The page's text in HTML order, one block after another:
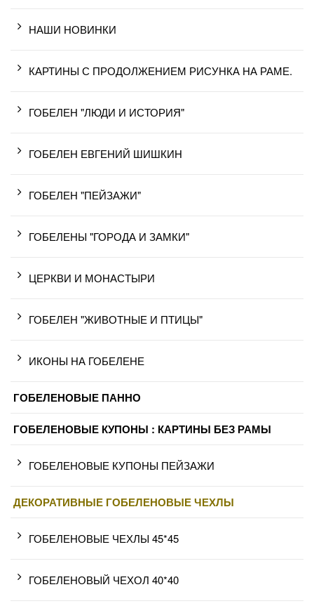
НАШИ НОВИНКИ
КАРТИНЫ С ПРОДОЛЖЕНИЕМ РИСУНКА НА РАМЕ.
ГОБЕЛЕН "ЛЮДИ И ИСТОРИЯ"
ГОБЕЛЕН ЕВГЕНИЙ ШИШКИН
ГОБЕЛЕН "ПЕЙЗАЖИ"
ГОБЕЛЕНЫ "ГОРОДА И ЗАМКИ"
ЦЕРКВИ И МОНАСТЫРИ
ГОБЕЛЕН "ЖИВОТНЫЕ И ПТИЦЫ"
ИКОНЫ НА ГОБЕЛЕНЕ
ГОБЕЛЕНОВЫЕ ПАННО
ГОБЕЛЕНОВЫЕ КУПОНЫ : КАРТИНЫ БЕЗ РАМЫ
ГОБЕЛЕНОВЫЕ КУПОНЫ ПЕЙЗАЖИ
ДЕКОРАТИВНЫЕ ГОБЕЛЕНОВЫЕ ЧЕХЛЫ
ГОБЕЛЕНОВЫЕ ЧЕХЛЫ 45*45
ГОБЕЛЕНОВЫЙ ЧЕХОЛ 40*40